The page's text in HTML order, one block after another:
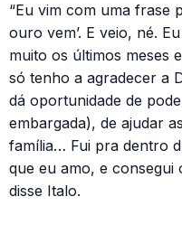
“Eu vim com uma frase
ouro vem’. E veio, né.
muito os últimos meses
só tenho a agradecer a
dá oportunidade de
embargada), de ajudar
família… Fui pra dentro
que eu amo, e consegui
disse Italo.